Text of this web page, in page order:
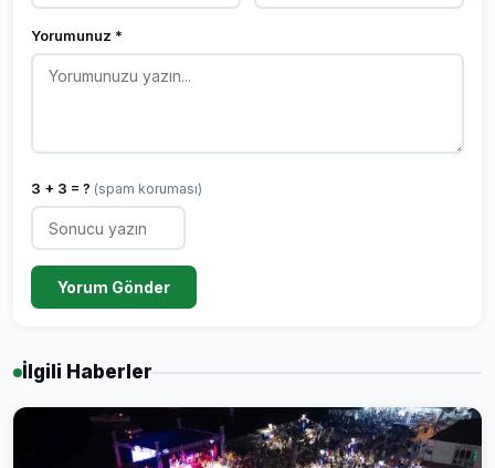
Yorumunuz *
3 + 3 = ? (spam koruması)
Yorum Gönder
İlgili Haberler